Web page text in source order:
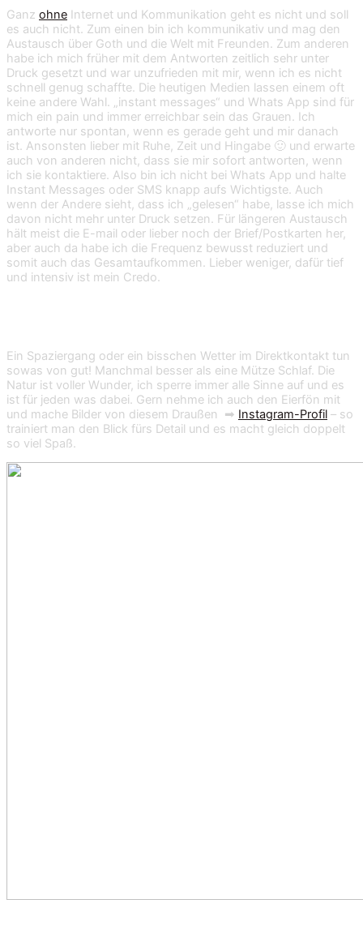
Ganz ohne Internet und Kommunikation geht es nicht und soll
es auch nicht. Zum einen bin ich kommunikativ und mag den
Austausch über Goth und die Welt mit Freunden. Zum anderen
habe ich mich früher mit dem Antworten zeitlich sehr unter
Druck gesetzt und war unzufrieden mit mir, wenn ich es nicht
schnell genug schaffte. Die heutigen Medien lassen einem oft
keine andere Wahl. „instant messages“ und Whats App sind für
mich ein pain und immer erreichbar sein das Grauen. Ich
antworte nur spontan, wenn es gerade geht und mir danach
ist. Ansonsten lieber mit Ruhe, Zeit und Hingabe 🙂 und erwarte
auch von anderen nicht, dass sie mir sofort antworten, wenn
ich sie kontaktiere. Also bin ich nicht bei Whats App und halte
Instant Messages oder SMS knapp aufs Wichtigste. Auch
wenn der Andere sieht, dass ich „gelesen“ habe, lasse ich mich
davon nicht mehr unter Druck setzen. Für längeren Austausch
hält meist die E-mail oder lieber noch der Brief/Postkarten her,
aber auch da habe ich die Frequenz bewusst reduziert und
somit auch das Gesamtaufkommen. Lieber weniger, dafür tief
und intensiv ist mein Credo.
Ein Spaziergang oder ein bisschen Wetter im Direktkontakt tun
sowas von gut! Manchmal besser als eine Mütze Schlaf. Die
Natur ist voller Wunder, ich sperre immer alle Sinne auf und es
ist für jeden was dabei. Gern nehme ich auch den Eierfön mit
und mache Bilder von diesem Draußen ➡ Instagram-Profil – so
trainiert man den Blick fürs Detail und es macht gleich doppelt
so viel Spaß.